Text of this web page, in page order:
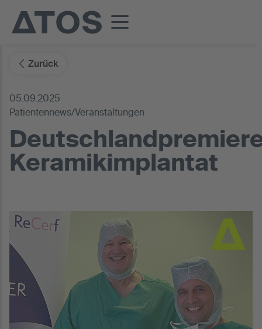
Zurück
05.09.2025
Patientennews/Veranstaltungen
Keramikimplantat